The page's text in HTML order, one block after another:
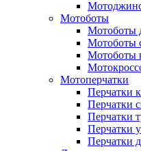
Мотоботы
Мотоботы
Мотоботы
Мотоботы
Мотоперчатки
Перчатки
Перчатки
Перчатки
Перчатки
Перчатки